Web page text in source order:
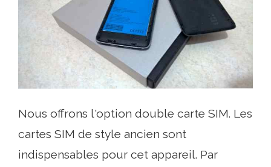
Nous offrons l'option double carte SIM. Les
cartes SIM de style ancien sont
indispensables pour cet appareil. Par